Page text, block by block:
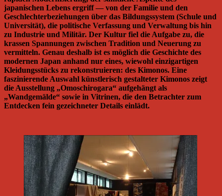
japanischen Lebens ergriff — von der Familie und den
Geschlechterbeziehungen über das Bildungssystem (Schule und
Universität), die politische Verfassung und Verwaltung bis hin
zu Industrie und Militär. Der Kultur fiel die Aufgabe zu, die
krassen Spannungen zwischen Tradition und Neuerung zu
vermitteln. Genau deshalb ist es möglich die Geschichte des
modernen Japan anhand nur eines, wiewohl einzigartigen
Kleidungsstücks zu rekonstruieren: des Kimonos. Eine
faszinierende Auswahl künstlerisch gestalteter Kimonos zeigt
die Ausstellung „Omoschirogara“ aufgehängt als
„Wandgemälde“ sowie in Vitrinen, die den Betrachter zum
Entdecken fein gezeichneter Details einlädt.